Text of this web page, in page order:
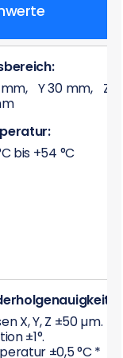
mm, Y 30 mm, Z
bis +54 °C
X, Y, Z ±50 µm.
±1°.
±0,5 °C *